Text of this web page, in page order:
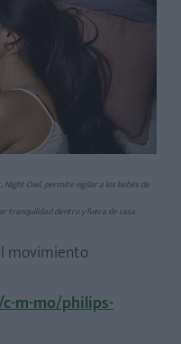
Owl, permite vigilar a los bebés de
tranquilidad dentro y fuera de casa.
movimiento
m-mo/philips-